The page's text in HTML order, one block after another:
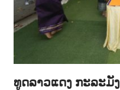
ທູດລາວແດງ ກະລະມັ